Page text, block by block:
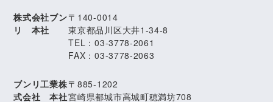
株式会社ブン
リ 本社
〒140-0014
東京都品川区大井1-34-8
TEL：03-3778-2061
FAX：03-3778-2063
ブンリ工業株
式会社 本社
〒885-1202
宮崎県都城市高城町穂満坊708